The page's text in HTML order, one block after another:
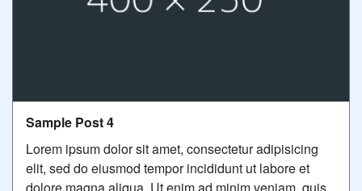
Sample Post 4
Lorem ipsum dolor sit amet, consectetur adipisicing
elit, sed do eiusmod tempor incididunt ut labore et